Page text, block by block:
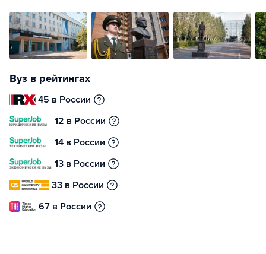
Вуз в рейтингах
45 в России
12 в России
14 в России
13 в России
33 в России
67 в России